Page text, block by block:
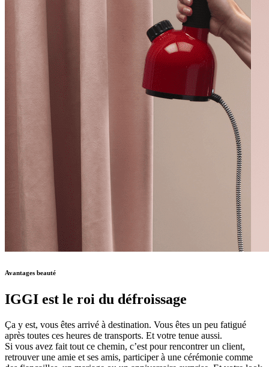
Avantages beauté
IGGI est le roi du défroissage
Ça y est, vous êtes arrivé à destination. Vous êtes un peu fatigué
après toutes ces heures de transports. Et votre tenue aussi.
Si vous avez fait tout ce chemin, c’est pour rencontrer un client,
retrouver une amie et ses amis, participer à une cérémonie comme